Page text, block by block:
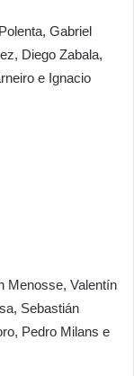
Gabriel
Diego Zabala,
e Ignacio
Menosse, Valentín
Sebastián
Pedro Milans e